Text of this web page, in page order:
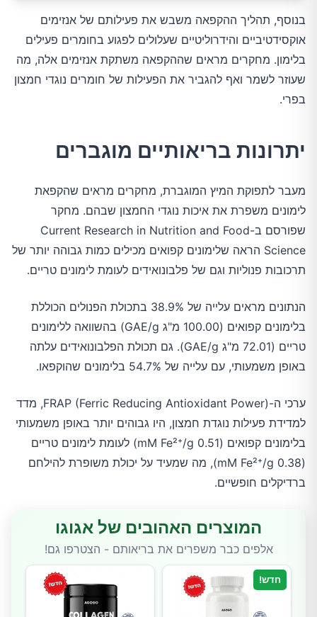
בנוסף, תהליך ההקפאה משבש את פעילותם של אנזימים
אוקסידטיביים והידרוליטיים שעלולים לפגוע בחומרים פעילים
בלימון. מחקרים מראים שההקפאה משתקת אנזימים אלה, מה
שעוזר לשמר ואף להגביר את הפעילות של חומרים נוגדי חמצון
בפרי.
יתרונות בריאותיים מוגברים
מעבר לתפוקת המיץ המוגברת, מחקרים מראים שהקפאת
לימונים משפרת את איכות נוגדי החמצון שבהם. מחקר
שפורסם ב-Current Research in Nutrition and Food
Science הראה שלימונים קפואים מכילים כמות גבוהה יותר של
תרכובות פנוליות וגם של פלבונואידים לעומת לימונים טריים.
הנתונים מראים עלייה של 38.9% בתכולת הפנולים הכוללת
בלימונים קפואים (100.00 מ"ג GAE/g) בהשוואה ללימונים
טריים (72.01 מ"ג GAE/g). גם תכולת הפלבונואידים עלתה
באופן משמעותי, עם עלייה של 54.7% בלימונים שהוקפאו.
ערכי ה-FRAP (Ferric Reducing Antioxidant Power), מדד
למדידת פעילות נוגדת חמצון, היו גבוהים יותר באופן משמעותי
בלימונים קפואים (0.51 mM Fe²⁺/g) לעומת לימונים טריים
(0.38 mM Fe²⁺/g), מה שמעיד על יכולת משופרת להילחם
ברדיקלים חופשיים.
המוצרים האהובים של אגוגו
אלפים כבר משפרים את בריאותם - הצטרפו גם!
חדש!